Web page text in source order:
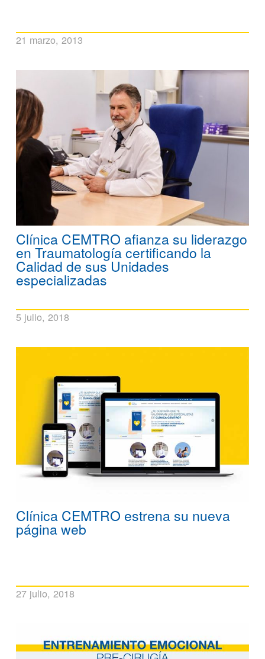
21 marzo, 2013
Clínica CEMTRO afianza su liderazgo
en Traumatología certificando la
Calidad de sus Unidades
especializadas
5 julio, 2018
Clínica CEMTRO estrena su nueva
página web
27 julio, 2018